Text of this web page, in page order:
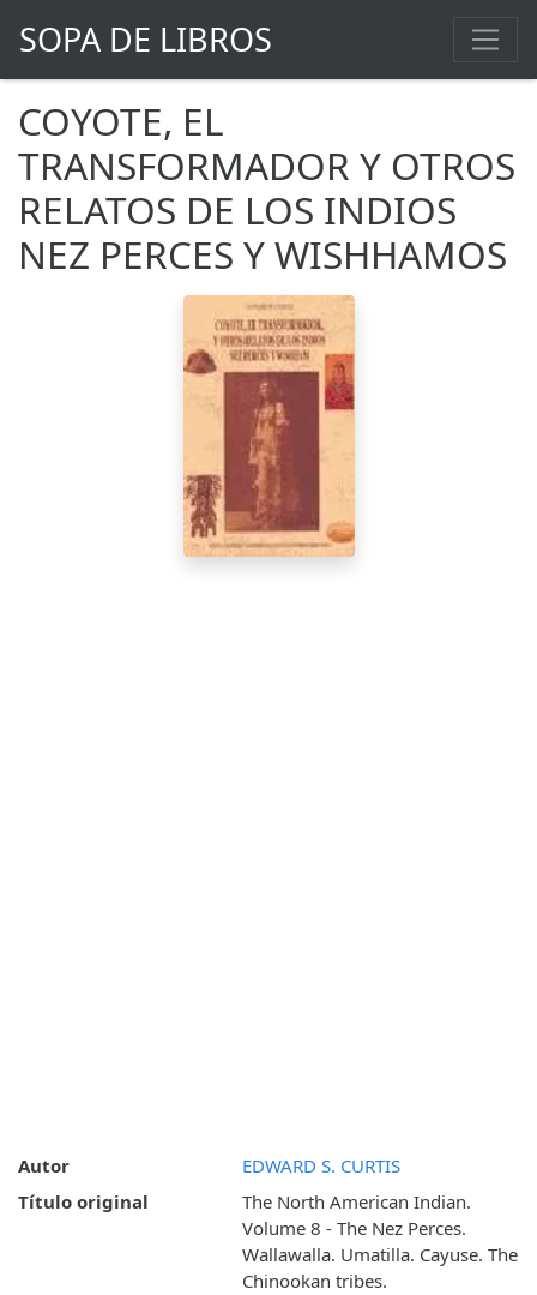
SOPA DE LIBROS
COYOTE, EL
TRANSFORMADOR Y OTROS
RELATOS DE LOS INDIOS
NEZ PERCES Y WISHHAMOS
Autor
EDWARD S. CURTIS
Título original
The North American Indian.
Volume 8 - The Nez Perces.
Wallawalla. Umatilla. Cayuse. The
Chinookan tribes.